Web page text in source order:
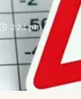
2:24 pm